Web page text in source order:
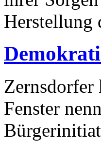
Herstellung
Zernsdorfer
Fenster